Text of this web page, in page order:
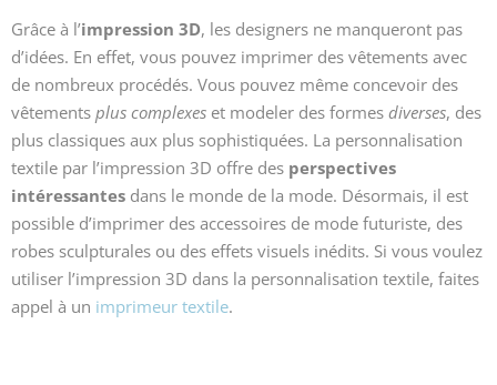
Grâce à l’impression 3D, les designers ne manqueront pas
d’idées. En effet, vous pouvez imprimer des vêtements avec
de nombreux procédés. Vous pouvez même concevoir des
vêtements plus complexes et modeler des formes diverses, des
plus classiques aux plus sophistiquées. La personnalisation
textile par l’impression 3D offre des perspectives
intéressantes dans le monde de la mode. Désormais, il est
possible d’imprimer des accessoires de mode futuriste, des
robes sculpturales ou des effets visuels inédits. Si vous voulez
utiliser l’impression 3D dans la personnalisation textile, faites
appel à un imprimeur textile.